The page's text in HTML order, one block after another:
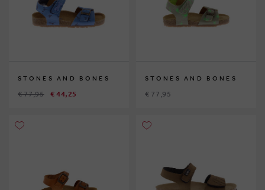
STONES AND BONES
€ 77,95 € 44,25
STONES AND BONES
€ 77,95